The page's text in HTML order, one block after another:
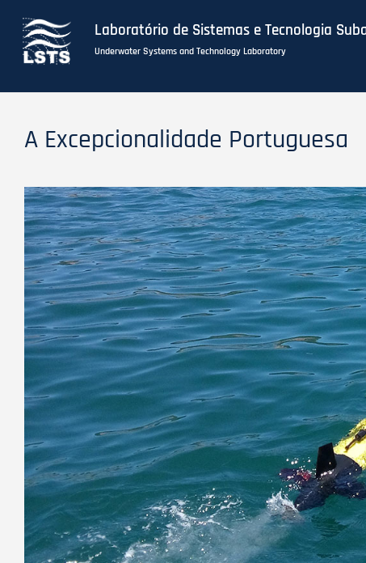
content
Laboratório de Sistemas e Tecnologia
Underwater Systems and Technology Laboratory
A Excepcionalidade Portuguesa